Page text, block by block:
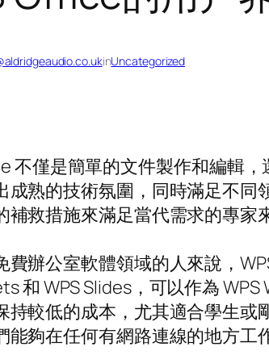
inUncategorized
不僅是簡單的文件製作和編輯
成熟的技術氛圍，同時滿足不
補救措施來滿足當代需求的專家
費辦公室軟體領域的人來說，
和 WPS Slides，可以作為
持較低的成本，尤其適合學生
能夠在任何有網路連線的地方工作